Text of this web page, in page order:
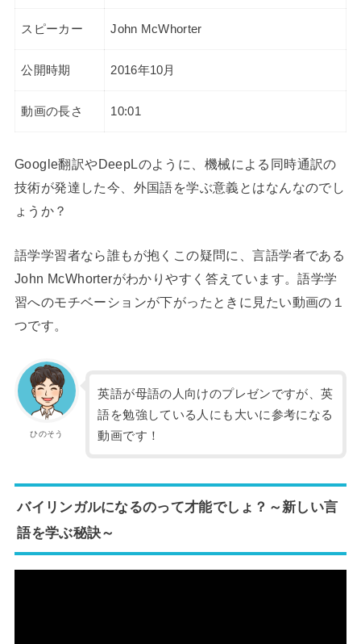
スピーカー John McWhorter
公開時期 2016年10月
動画の長さ 10:01
Google翻訳やDeepLのように、機械による同時通訳の
技術が発達した今、外国語を学ぶ意義とはなんなのでし
ょうか？
語学学習者なら誰もが抱くこの疑問に、言語学者である
John McWhorterがわかりやすく答えています。語学学
習へのモチベーションが下がったときに見たい動画の１
つです。
ひのそう
英語が母語の人向けのプレゼンですが、英
語を勉強している人にも大いに参考になる
動画です！
バイリンガルになるのって才能でしょ？～新しい言
語を学ぶ秘訣～